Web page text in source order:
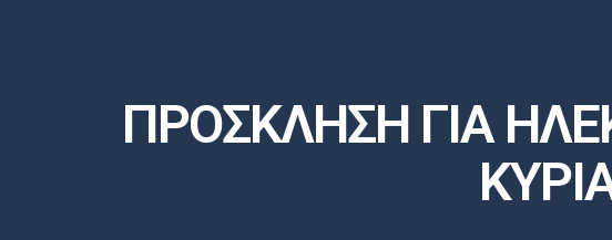
ΠΡΟΣΚΛΗΣΗ ΓΙΑ